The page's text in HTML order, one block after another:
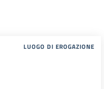
LUOGO DI EROGAZIONE